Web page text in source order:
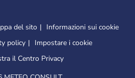
del sito
Informazioni sui cookie
policy
Impostare i cookie
il Centro Privacy